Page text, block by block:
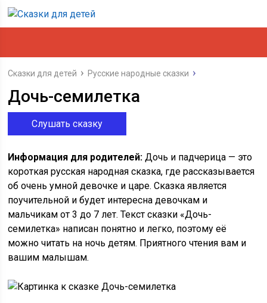
Сказки для детей Русские народные сказки
Дочь-семилетка
Слушать сказку
Информация для родителей: Дочь и падчерица — это
короткая русская народная сказка, где рассказывается
об очень умной девочке и царе. Сказка является
поучительной и будет интересна девочкам и
мальчикам от 3 до 7 лет. Текст сказки «Дочь-
семилетка» написан понятно и легко, поэтому её
можно читать на ночь детям. Приятного чтения вам и
вашим малышам.